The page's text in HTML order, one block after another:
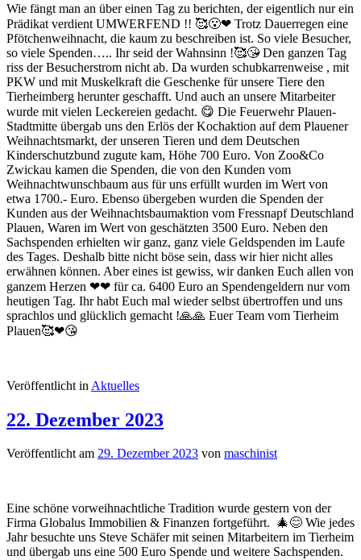
Wie fängt man an über einen Tag zu berichten, der eigentlich nur ein
Prädikat verdient UMWERFEND !! 🥰😮❤ Trotz Dauerregen eine
Pfötchenweihnacht, die kaum zu beschreiben ist. So viele Besucher,
so viele Spenden….. Ihr seid der Wahnsinn !🥰😘 Den ganzen Tag
riss der Besucherstrom nicht ab. Da wurden schubkarrenweise , mit
PKW und mit Muskelkraft die Geschenke für unsere Tiere den
Tierheimberg herunter geschafft. Und auch an unsere Mitarbeiter
wurde mit vielen Leckereien gedacht. 😋 Die Feuerwehr Plauen-
Stadtmitte übergab uns den Erlös der Kochaktion auf dem Plauener
Weihnachtsmarkt, der unseren Tieren und dem Deutschen
Kinderschutzbund zugute kam, Höhe 700 Euro. Von Zoo&Co
Zwickau kamen die Spenden, die von den Kunden vom
Weihnachtwunschbaum aus für uns erfüllt wurden im Wert von
etwa 1700.- Euro. Ebenso übergeben wurden die Spenden der
Kunden aus der Weihnachtsbaumaktion vom Fressnapf Deutschland
Plauen, Waren im Wert von geschätzten 3500 Euro. Neben den
Sachspenden erhielten wir ganz, ganz viele Geldspenden im Laufe
des Tages. Deshalb bitte nicht böse sein, dass wir hier nicht alles
erwähnen können. Aber eines ist gewiss, wir danken Euch allen von
ganzem Herzen ❤❤ für ca. 6400 Euro an Spendengeldern nur vom
heutigen Tag. Ihr habt Euch mal wieder selbst übertroffen und uns
sprachlos und glücklich gemacht !🙏🙏 Euer Team vom Tierheim
Plauen🥰❤😘
Veröffentlicht in Aktuelles
22. Dezember 2023
Veröffentlicht am 29. Dezember 2023 von maschinist
Eine schöne vorweihnachtliche Tradition wurde gestern von der
Firma Globalus Immobilien & Finanzen fortgeführt. 🎄😊 Wie jedes
Jahr besuchte uns Steve Schäfer mit seinen Mitarbeitern im Tierheim
und übergab uns eine 500 Euro Spende und weitere Sachspenden.